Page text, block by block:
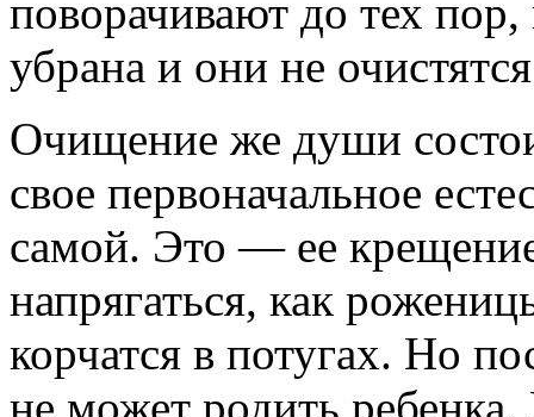
поворачивают до тех пор,
убрана и они не
Очищение же души
свое первоначальное
самой. Это — ее
напрягаться, как
корчатся в потугах. Но